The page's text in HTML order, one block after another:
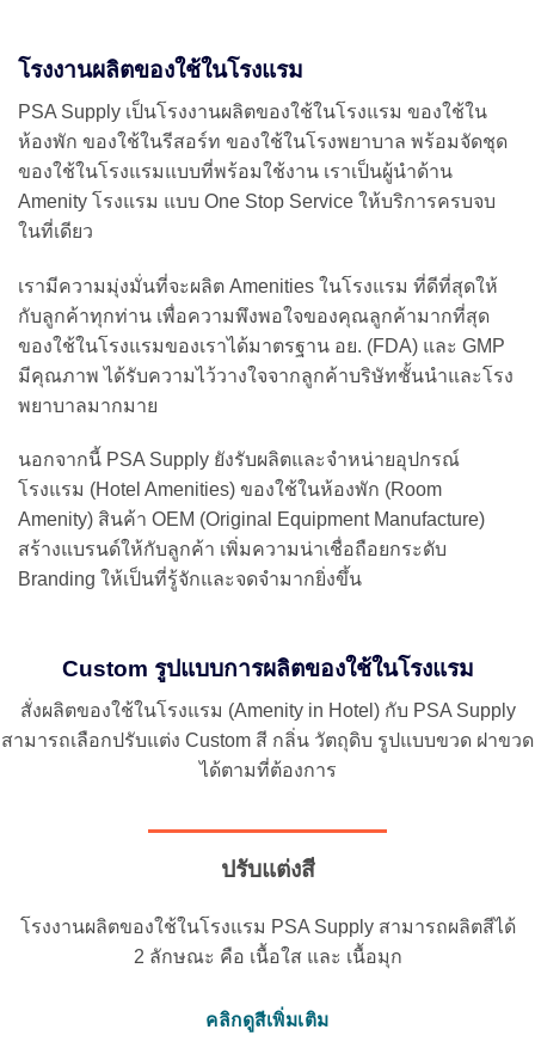
โรงงานผลิตของใช้ในโรงแรม
PSA Supply เป็นโรงงานผลิตของใช้ในโรงแรม ของใช้ใน
ห้องพัก ของใช้ในรีสอร์ท ของใช้ในโรงพยาบาล พร้อมจัดชุด
ของใช้ในโรงแรมแบบที่พร้อมใช้งาน เราเป็นผู้นำด้าน
Amenity โรงแรม แบบ One Stop Service ให้บริการครบจบ
ในที่เดียว
เรามีความมุ่งมั่นที่จะผลิต Amenities ในโรงแรม ที่ดีที่สุดให้
กับลูกค้าทุกท่าน เพื่อความพึงพอใจของคุณลูกค้ามากที่สุด
ของใช้ในโรงแรมของเราได้มาตรฐาน อย. (FDA) และ GMP
มีคุณภาพ ได้รับความไว้วางใจจากลูกค้าบริษัทชั้นนำและโรง
พยาบาลมากมาย
นอกจากนี้ PSA Supply ยังรับผลิตและจำหน่ายอุปกรณ์
โรงแรม (Hotel Amenities) ของใช้ในห้องพัก (Room
Amenity) สินค้า OEM (Original Equipment Manufacture)
สร้างแบรนด์ให้กับลูกค้า เพิ่มความน่าเชื่อถือยกระดับ
Branding ให้เป็นที่รู้จักและจดจำมากยิ่งขึ้น
Custom รูปแบบการผลิตของใช้ในโรงแรม
สั่งผลิตของใช้ในโรงแรม (Amenity in Hotel) กับ PSA Supply
สามารถเลือกปรับแต่ง Custom สี กลิ่น วัตถุดิบ รูปแบบขวด ฝาขวด
ได้ตามที่ต้องการ
ปรับแต่งสี
โรงงานผลิตของใช้ในโรงแรม PSA Supply สามารถผลิตสีได้
2 ลักษณะ คือ เนื้อใส และ เนื้อมุก
คลิกดูสีเพิ่มเติม